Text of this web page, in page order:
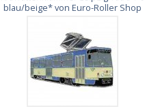
blau/beige* von Euro-Roller Shop